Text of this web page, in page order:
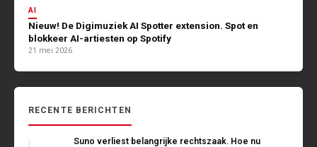
AI
Nieuw! De Digimuziek AI Spotter extension. Spot en
blokkeer AI-artiesten op Spotify
21 mei 2026
RECENTE BERICHTEN
Suno verliest belangrijke rechtszaak. Hoe nu